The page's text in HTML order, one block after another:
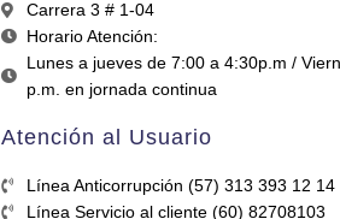
Carrera 3 # 1-04
Horario Atención:
Lunes a jueves de 7:00 a 4:30p.m /
p.m. en jornada continua
Atención al Usuario
Línea Anticorrupción (57) 313 393 12 14
Línea Servicio al cliente (60) 82708103